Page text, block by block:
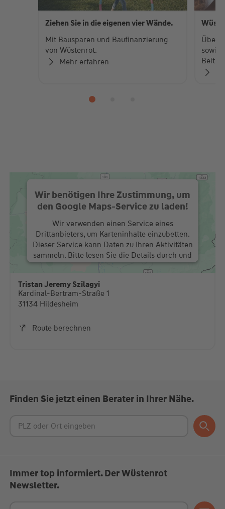
Ziehen Sie in die eigenen vier Wände.
Mit Bausparen und Baufinanzierung
von Wüstenrot.
Mehr erfahren
Über
sowie
Wir benötigen Ihre Zustimmung, um
den Google Maps-Service zu laden!
Wir verwenden einen Service eines
Drittanbieters, um Karteninhalte einzubetten.
Dieser Service kann Daten zu Ihren Aktivitäten
sammeln. Bitte lesen Sie die Details durch und
stimmen Sie der Nutzung des Service zu, um
diese Karte anzuzeigen.
Mehr Informationen
Tristan Jeremy Szilagyi
Kardinal-Bertram-Straße 1
31134 Hildesheim
Route berechnen
Finden Sie jetzt einen Berater in Ihrer Nähe.
Immer top informiert. Der Wüstenrot
Newsletter.